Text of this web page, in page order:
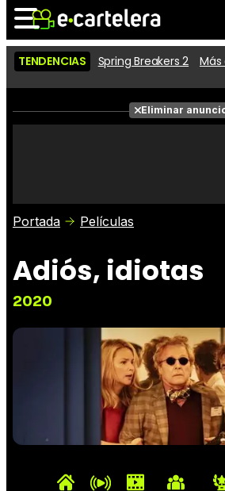
Noticias
Críticas
TENDENCIAS Spring Breakers 2 Más
Eliminar
Portada Películas
Adiós, idiotas
2020